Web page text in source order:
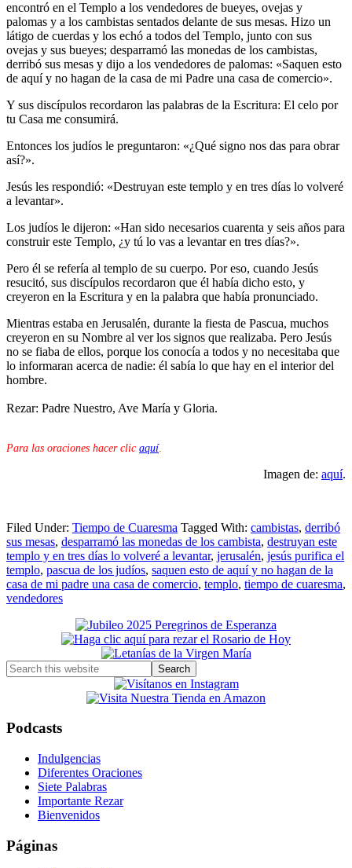
encontró en el Templo a los vendedores de bueyes, ovejas y
palomas y a los cambistas sentados delante de sus mesas. Hizo un
látigo de cuerdas y los echó a todos del Templo, junto con sus
ovejas y sus bueyes; desparramó las monedas de los cambistas,
derribó sus mesas y dijo a los vendedores de palomas: «Saquen esto
de aquí y no hagan de la casa de mi Padre una casa de comercio».
Y sus discípulos recordaron las palabras de la Escritura: El celo por
tu Casa me consumirá.
Entonces los judíos le preguntaron: «¿Qué signo nos das para obrar
así?».
Jesús les respondió: «Destruyan este templo y en tres días lo volveré
a levantar».
Los judíos le dijeron: «Han sido necesarios cuarenta y seis años para
construir este Templo, ¿y tú lo vas a levantar en tres días?».
Pero él se refería al templo de su cuerpo. Por eso, cuando Jesús
resucitó, sus discípulos recordaron que él había dicho esto, y
creyeron en la Escritura y en la palabra que había pronunciado.
Mientras estaba en Jerusalén, durante la fiesta de Pascua, muchos
creyeron en su Nombre al ver los signos que realizaba. Pero Jesús
no se fiaba de ellos, porque los conocía a todos y no necesitaba que
lo informaran acerca de nadie: él sabía lo que hay en el interior del
hombre.
Rezar: Padre Nuestro, Ave María y Gloria.
Para las oraciones hacer clic aquí.
Imagen de: aquí.
Filed Under: Tiempo de Cuaresma Tagged With: cambistas, derribó
sus mesas, desparramó las monedas de los cambista, destruyan este
templo y en tres días lo volveré a levantar, jerusalén, jesús purifica el
templo, pascua de los judíos, saquen esto de aquí y no hagan de la
casa de mi padre una casa de comercio, templo, tiempo de cuaresma,
vendedores
Primary
Sidebar
Search
this
Podcasts
Indulgencias
Diferentes Oraciones
Siete Palabras
Importante Rezar
Bienvenidos
Páginas